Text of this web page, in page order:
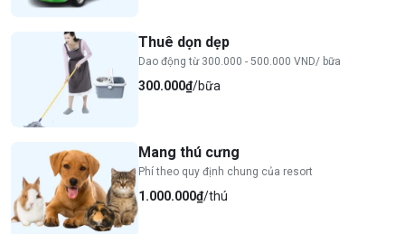
Thuê dọn dẹp
Dao động từ 300.000 - 500.000 VND/ bữa
300.000₫/bữa
Mang thú cưng
Phí theo quy định chung của resort
1.000.000₫/thú